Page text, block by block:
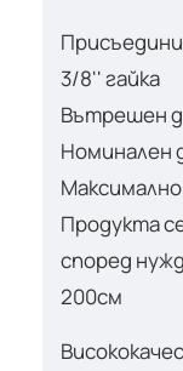
3/8'' гайка
Вътрешен
Номинален
Продукта
според
200см